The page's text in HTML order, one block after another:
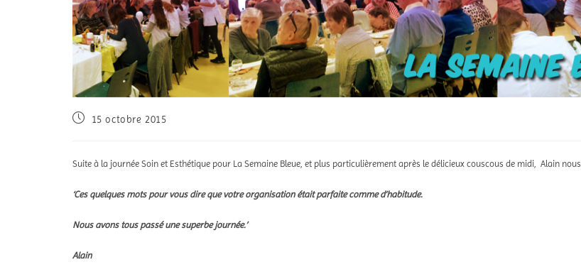
15 octobre 2015
Suite à la journée Soin et Esthétique pour La Semaine Bleue, et plus particulièrement après le délicieux couscous de midi, Alain
‘Ces quelques mots pour vous dire que votre organisation était parfaite comme d’habitude.
Nous avons tous passé une superbe journée.’
Alain